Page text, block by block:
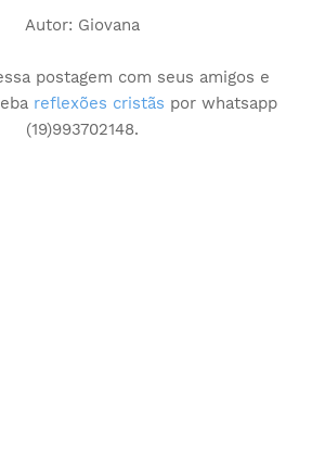
Autor: Giovana
postagem com seus amigos e
reflexões cristãs por whatsapp
(19)993702148.